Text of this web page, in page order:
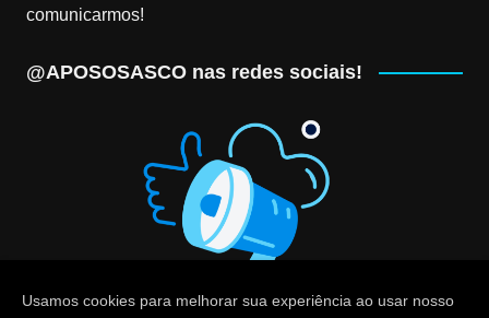
comunicarmos!
@APOSOSASCO nas redes sociais!
Usamos cookies para melhorar sua experiência ao usar nosso